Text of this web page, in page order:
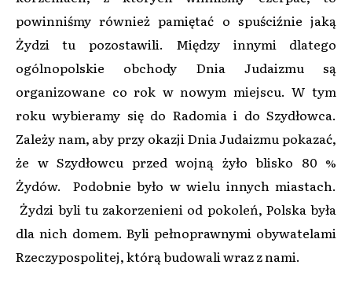
powinniśmy również pamiętać o spuściźnie jaką
Żydzi tu pozostawili. Między innymi dlatego
ogólnopolskie obchody Dnia Judaizmu są
organizowane co rok w nowym miejscu. W tym
roku wybieramy się do Radomia i do Szydłowca.
Zależy nam, aby przy okazji Dnia Judaizmu pokazać,
że w Szydłowcu przed wojną żyło blisko 80 %
Żydów. Podobnie było w wielu innych miastach.
Żydzi byli tu zakorzenieni od pokoleń, Polska była
dla nich domem. Byli pełnoprawnymi obywatelami
Rzeczypospolitej, którą budowali wraz z nami.